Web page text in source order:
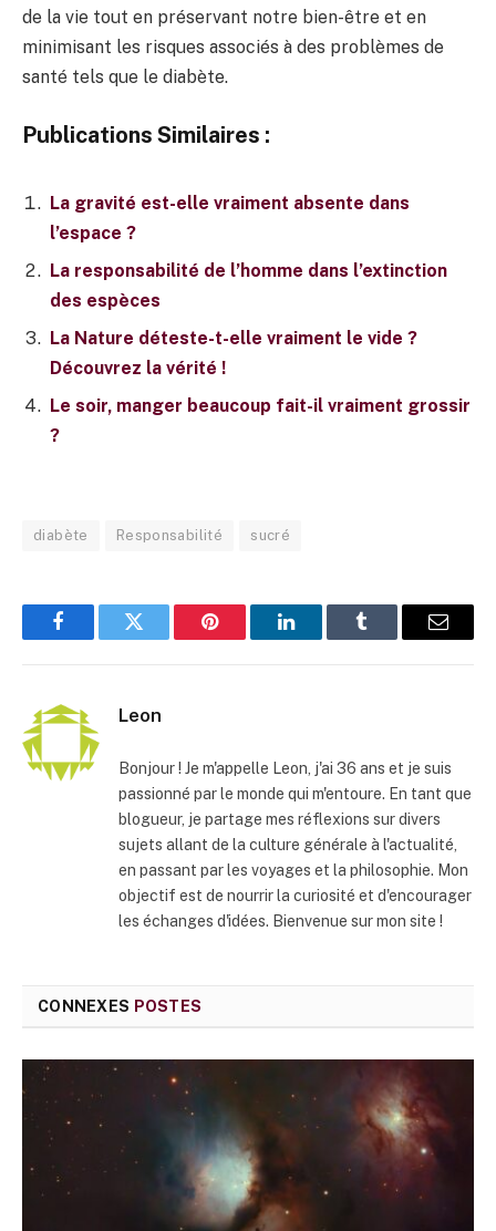
de la vie tout en préservant notre bien-être et en
minimisant les risques associés à des problèmes de
santé tels que le diabète.
Publications Similaires :
La gravité est-elle vraiment absente dans
l’espace ?
La responsabilité de l’homme dans l’extinction
des espèces
La Nature déteste-t-elle vraiment le vide ?
Découvrez la vérité !
Le soir, manger beaucoup fait-il vraiment grossir
?
diabète Responsabilité sucré
FacebookTwitter Pinterest LinkedInTumblr
E-
Leon
Bonjour ! Je m'appelle Leon, j'ai 36 ans et je suis
passionné par le monde qui m'entoure. En tant que
blogueur, je partage mes réflexions sur divers
sujets allant de la culture générale à l'actualité,
en passant par les voyages et la philosophie. Mon
objectif est de nourrir la curiosité et d'encourager
les échanges d'idées. Bienvenue sur mon site !
CONNEXES POSTES